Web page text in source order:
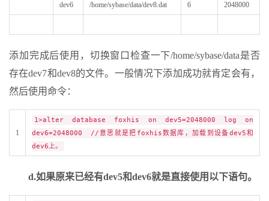
dev6 /home/sybase/data/dev8.dat 6 2048000
添加完成后使用，切换窗口检查一下/home/sybase/data是否
存在dev7和dev8的文件。一般情况下添加成功就肯定会有，
然后使用命令：
1
1>alter database foxhis on dev5=2048000 log on
dev6=2048000 //意思就是把foxhis数据库，加载到设备dev5和
dev6上。
d.如果原来已经有dev5和dev6就是直接使用以下语句。